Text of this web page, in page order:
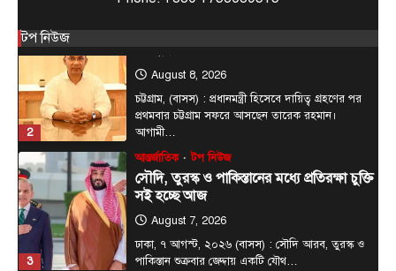
টপ নিউজ
2
টপ নিউজ বাংলাদেশ বিশেষ সংবাদ
উজ্জীবিত
August 8, 2026
চট্টগ্রাম, (বাসস) : প্রধানমন্ত্রী হিসেবে দায়িত্ব গ্রহণের পর
প্রথমবার চট্টগ্রাম সফরে আসছেন তারেক রহমান।
আগামী…
3
আন্তর্জাতিক টপ নিউজ
সৌদি, তুরস্ক ও পাকিস্তানের মধ্যে প্রতিরক্ষা চুক্তি
সই হচ্ছে আজ
August 7, 2026
ঢাকা, ৭ আগস্ট, ২০২৬ (বাসস) : সৌদি আরব, তুরস্ক ও
পাকিস্তান শুক্রবার জেদ্দায় একটি যৌথ…